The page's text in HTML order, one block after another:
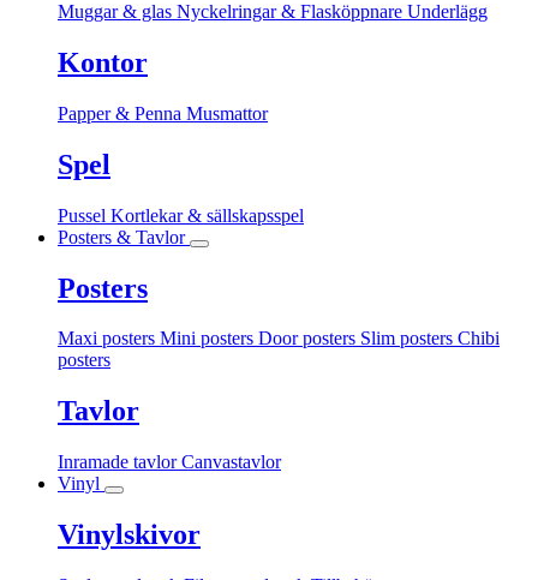
Muggar & glas Nyckelringar & Flasköppnare Underlägg
Kontor
Papper & Penna Musmattor
Spel
Pussel Kortlekar & sällskapsspel
Posters & Tavlor
Posters
Maxi posters Mini posters Door posters Slim posters Chibi
posters
Tavlor
Inramade tavlorCanvastavlor
Vinyl
Vinylskivor